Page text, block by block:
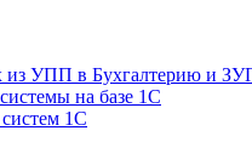
из УПП в Бухгалтерию и
на базе 1С
1С